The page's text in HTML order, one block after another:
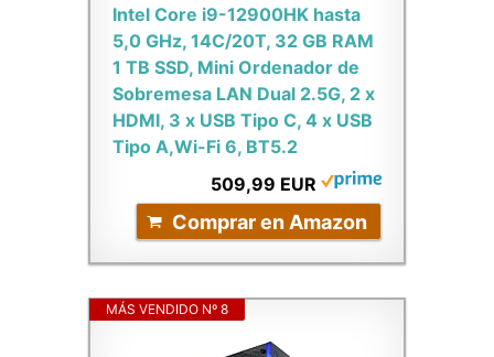
Intel Core i9-12900HK hasta
5,0 GHz, 14C/20T, 32 GB RAM
1 TB SSD, Mini Ordenador de
Sobremesa LAN Dual 2.5G, 2 x
HDMI, 3 x USB Tipo C, 4 x USB
Tipo A,Wi-Fi 6, BT5.2
509,99 EUR
Comprar en Amazon
MÁS VENDIDO Nº 8